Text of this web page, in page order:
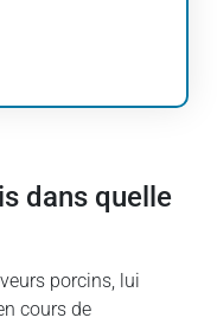
dans quelle
porcins, lui
cours de